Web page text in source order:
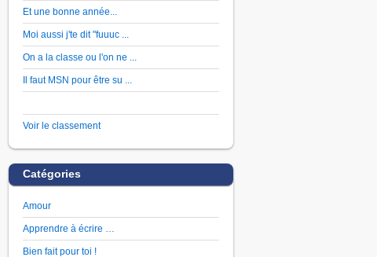
Et une bonne année...
Moi aussi j'te dit "fuuuc ...
On a la classe ou l'on ne ...
Il faut MSN pour être su ...
Voir le classement
Catégories
Amour
Apprendre à écrire …
Bien fait pour toi !